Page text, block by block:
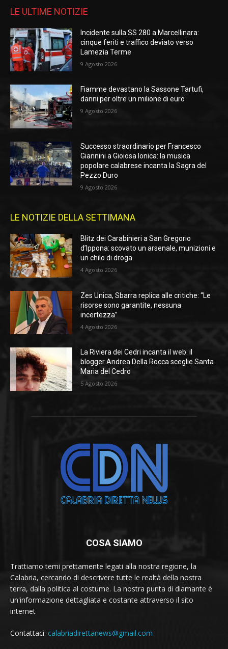
LE ULTIME NOTIZIE
Incidente sulla SS 280 a Marcellinara:
cinque feriti e traffico deviato verso
Lamezia Terme
9 Agosto 2026
Fiamme devastano la Sassone Tartufi,
danni per oltre un milione di euro
9 Agosto 2026
Successo straordinario per Francesco
Giannini a Gioiosa Ionica: la musica
popolare calabrese incanta la Sagra del
Pezzo Duro
9 Agosto 2026
LE NOTIZIE DELLA SETTIMANA
Blitz dei Carabinieri a San Gregorio
d’Ippona: scovato un arsenale, munizioni e
un chilo di droga
4 Agosto 2026
Zes Unica, Sbarra replica alle critiche: “Le
risorse sono garantite, nessuna
incertezza”
4 Agosto 2026
La Riviera dei Cedri incanta il web: il
blogger Andrea Della Rocca sceglie Santa
Maria del Cedro
5 Agosto 2026
COSA SIAMO
Trattiamo temi prettamente legati alla nostra regione, la
Calabria, cercando di descrivere tutte le realtà della nostra
terra, dalla politica al costume. La nostra punta di diamante è
un'informazione dettagliata e costante attraverso il sito
internet
Contattaci: calabriadirettanews@gmail.com